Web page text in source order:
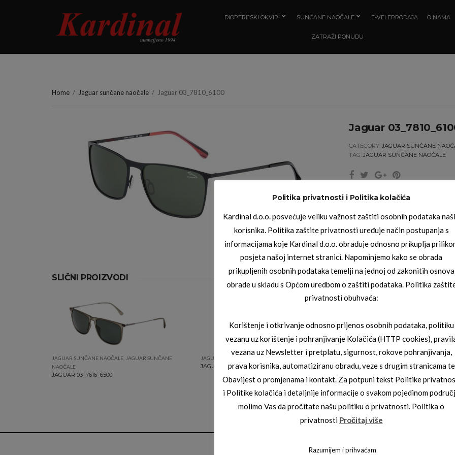
DIOPTRIJSKI OKVIRI SUNČANE NAOČALE E-VELEPRODAJA O NAMA
ZATRAŽI PONUDU
Home / Jaguar sunčane naočale / Jaguar 03_7810_6100
Jaguar
CATEGORY: JAGUAR SUNČANE
TAG: JAGUAR SUNČANE NAOČALE
SLIČNI PROIZVODI
JAGUAR SUNČANE NAOČALE
JAGUAR SUNČANE
NAOČALE
JAGUAR 03_7616_6500
JAGUAR SUNČANE NAOČALE
JAGUAR 03_7253_4791 JAGUAR SUNČANE NAOČALE
Politika privatnosti i Politika kolačića
Kardinal d.o.o. posvećuje veliku važnost zaštiti osobnih podataka
korisnika. Politika zaštite privatnosti uređuje način postupanja s
informacijama koje Kardinal d.o.o. obrađuje odnosno prikuplja
posjeta našoj internet stranici. Napominjemo kako se obrada
prikupljenih osobnih podataka temelji na jednoj od zakonitih osnova
obrade u skladu s Općom uredbom o zaštiti podataka. Politika
privatnosti obuhvaća:
Korištenje i otkrivanje odnosno prijenos osobnih podataka, politiku
vezanu uz korištenje i pohranjivanje Kolačića (HTTP cookies),
vezana uz Newsletter i pretplatu, sigurnost, rokove pohranjivanja,
prava korisnika, automatiziranu obradu, veze s drugim stranicama te
Obavijest o promjenama i kontakt. Za potpuni tekst Politike
i Politike kolačića i detaljnije informacije o svakom pojedinom
molimo Vas da pročitate našu politiku o privatnosti. Politika o
privatnosti Pročitaj više
Razumijem i prihvaćam